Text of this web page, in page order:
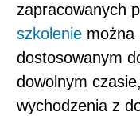
zapracowanych
szkoleniemożna
dostosowanym
dowolnym
wychodzenia z